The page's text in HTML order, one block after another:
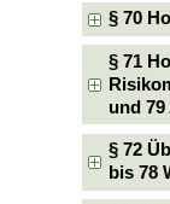
§ 70
§ 71
und 79
§ 72
bis 78